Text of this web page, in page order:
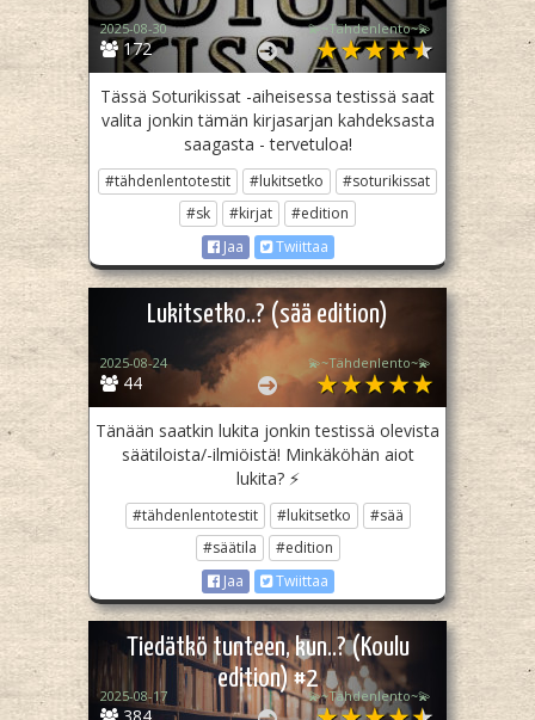
172
2025-08-30 💫~Tähdenlento~💫
Tässä Soturikissat -aiheisessa testissä saat
valita jonkin tämän kirjasarjan kahdeksasta
saagasta - tervetuloa!
#tähdenlentotestit #lukitsetko
#soturikissat
#sk
#kirjat
#edition
Jaa
Twiittaa
Lukitsetko..? (sää edition)
44
2025-08-24 💫~Tähdenlento~💫
Tänään saatkin lukita jonkin testissä olevista
säätiloista/-ilmiöistä! Minkäköhän aiot
lukita? ⚡
#tähdenlentotestit #lukitsetko
#sää
#säätila
#edition
Jaa
Twiittaa
Tiedätkö tunteen, kun..? (Koulu
edition) #2
2025-08-17 💫~Tähdenlento~💫